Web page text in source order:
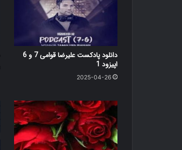
دانلود پادکست علیرضا قوامی 7 و 6
اپیزود 1
2025-04-26